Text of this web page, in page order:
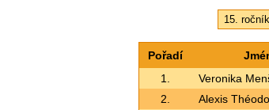
Pořadí
1.
Veronika
2.
Alexis